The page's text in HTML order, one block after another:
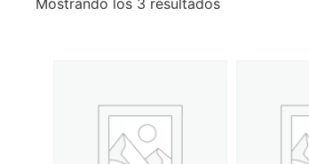
Mostrando los 3 resultados